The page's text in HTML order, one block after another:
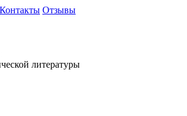
Контакты Отзывы
литературы